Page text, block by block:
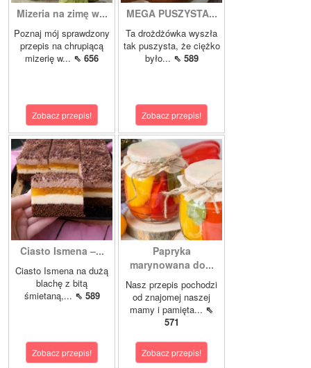
Mizeria na zimę w...
Poznaj mój sprawdzony
przepis na chrupiącą
mizerię w... ⇖ 656
Zobacz przepis!
MEGA PUSZYSTA...
Ta drożdżówka wyszła
tak puszysta, że ciężko
było... ⇖ 589
Zobacz przepis!
Ciasto Ismena –...
Ciasto Ismena na dużą
blachę z bitą
śmietaną,... ⇖ 589
Zobacz przepis!
Papryka
marynowana do...
Nasz przepis pochodzi
od znajomej naszej
mamy i pamięta... ⇖
571
Zobacz przepis!